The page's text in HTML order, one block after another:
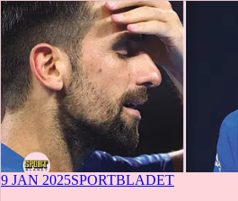
9 JAN 2025SPORTBLADET